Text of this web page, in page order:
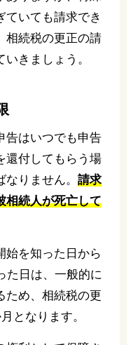
ていても請求でき
相続税の更正の請
きましょう。
告はいつでも申告
還付してもらう場
りません。 請求
相続人が死亡して
始を知った日から
た日は、一般的に
ため、相続税の更
となります。